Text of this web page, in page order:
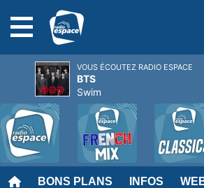
BONS PLANS INFOS
VOUS ÉCOUTEZ RADIO ESPACE
BTS
Swim